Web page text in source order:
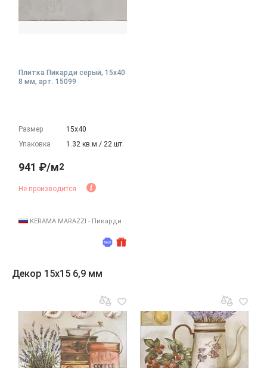
Плитка Пикарди серый, 15x40
8 мм, арт. 15099
Размер
15х40
Упаковка
1.32 кв.м./ 22 шт.
941 ₽/м2
Не производится
KERAMA MARAZZI - Пикарди
Декор 15x15 6,9 мм